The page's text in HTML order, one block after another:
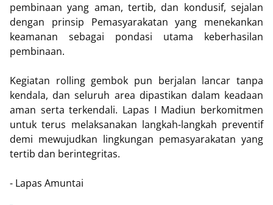
pembinaan yang aman, tertib, dan kondusif, sejalan
dengan prinsip Pemasyarakatan yang menekankan
keamanan sebagai pondasi utama keberhasilan
pembinaan.
Kegiatan rolling gembok pun berjalan lancar tanpa
kendala, dan seluruh area dipastikan dalam keadaan
aman serta terkendali. Lapas I Madiun berkomitmen
untuk terus melaksanakan langkah-langkah preventif
demi mewujudkan lingkungan pemasyarakatan yang
tertib dan berintegritas.
- Lapas Amuntai